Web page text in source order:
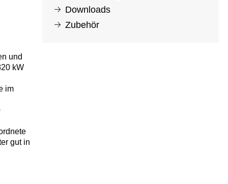
und
kW
im
gut in
Downloads
Zubehör